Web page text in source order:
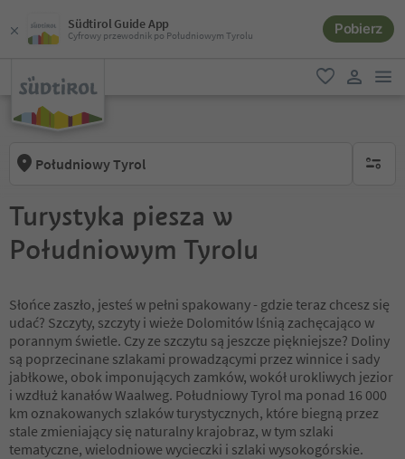
Südtirol Guide App
Cyfrowy przewodnik po Południowym Tyrolu Pobierz
ulubione
Południowy Tyrol brak
Turystyka piesza w
Południowym Tyrolu
Słońce zaszło, jesteś w pełni spakowany - gdzie teraz chcesz się
udać? Szczyty, szczyty i wieże Dolomitów lśnią zachęcająco w
porannym świetle. Czy ze szczytu są jeszcze piękniejsze? Doliny
są poprzecinane szlakami prowadzącymi przez winnice i sady
jabłkowe, obok imponujących zamków, wokół urokliwych jezior
i wzdłuż kanałów Waalweg. Południowy Tyrol ma ponad 16 000
km oznakowanych szlaków turystycznych, które biegną przez
stale zmieniający się naturalny krajobraz, w tym szlaki
tematyczne, wielodniowe wycieczki i szlaki wysokogórskie.